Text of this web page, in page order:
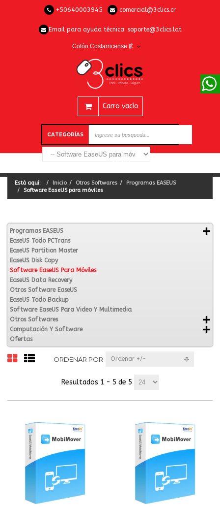
+50640003945 comercial@3clics.cr
Email para ayuda técnica: soporte@3clics.lat
Colón Costarricense ₡
Carro vacío
CATEGORÍAS
Está aquí: Inicio Otros Softwares
Programas EASEUS
Software EaseUS para móviles
Programas EASEUS
EaseUS Todo PCTrans
EaseUS Partition Master
EaseUS Disk Copy
Software EaseUS Para Móviles
EaseUS Data Recovery
Otros Software EaseUS
EaseUS Todo Backup
Software EaseUS Para Video Y Multimedia
Otros Softwares
Computación Y Software
Ofertas
ORDENAR POR Ordenar +/-
Resultados 1 - 5 de 5